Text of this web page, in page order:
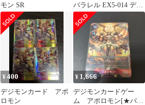
モン SR
パラレル EX5-014 デジ
モンカードゲーム
¥400
デジモンカード アポ
ロモン
¥ 1,666
デジモンカードゲー
ム アポロモン[★パラ